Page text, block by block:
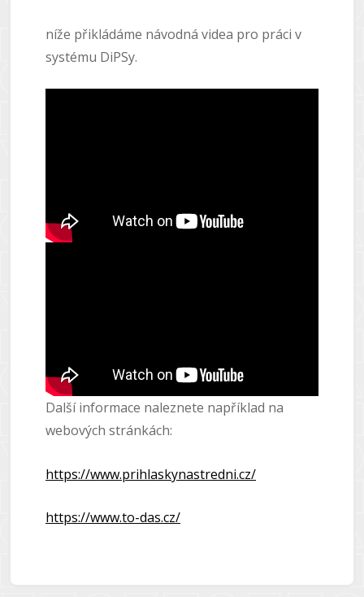
níže přikládáme návodná videa pro práci v
systému DiPSy.
Další informace naleznete například na
webových stránkách:
https://www.prihlaskynastredni.cz/
https://www.to-das.cz/